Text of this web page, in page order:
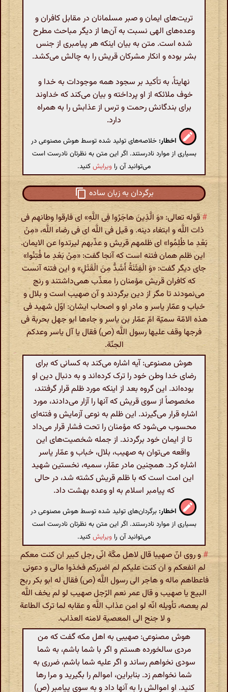
تریت‌های ایمان و صبر مسلمانان در مقابل کافران و
وعده‌های الهی نسبت به آن‌ها از دیگر مباحث مطرح
شده است. متن به بیان اینکه هر پیامبری از جنس
بشر بوده و انکار مشرکان قریش را به چالش می‌کشد.
نهایتاً، به تأکید بر سجود همه موجودات به خدا و
خوف ملائکه از او پرداخته و بیان می‌کند که خداوند
برای بندگانش رحمت و ترس از عذابش را به همراه
دارد.
اخطار: خلاصه‌های تولید شده توسط هوش مصنوعی در
بسیاری از موارد نادرستند. اگر این متن به نظرتان نادرست است
می‌توانید آن را ویرایشکنید.
برگردان به زبان ساده
#قوله تعالی: «وَ الَّذِینَ هاجَرُوا فِی اللَّهِ» ای فارقوا وطانهم فی
ذات اللَّه و ابتغاء دینه. و قیل فی اللَّه ای فی رضاء اللَّه، «مِنْ
بَعْدِ ما ظُلِمُوا» ای ظلمهم قریش و عذّبهم لیرتدوا عن الایمان.
این ظلم همان فتنه است که آنجا گفت: «مِنْ بَعْدِ ما فُتِنُوا»
جای دیگر گفت: «وَ الْفِتْنَةُ أَشَدُّ مِنَ الْقَتْلِ» و این فتنه آنست
که کافران قریش مؤمنان را معذّب همی‌داشتند و رنج
می‌نمودند تا مگر از دین برگردند و آن صهیب است و بلال و
خباب و عمّار یاسر و مادر او و اصحاب ایشان: اوّل شهید فی
هذه الامّة سمیّة امّ عمّار بن یاسر و جاءها ابو جهل بحربة فی
فرجها وقف علیها رسول اللَّه (ص) فقال یا آل یاسر وعدکم
الجنّة.
هوش مصنوعی: آیه اشاره می‌کند به کسانی که برای
رضای خدا وطن خود را ترک کرده‌اند و به دنبال دین او
بوده‌اند. این گروه بعد از اینکه مورد ظلم قرار گرفتند،
مخصوصاً از سوی قریش که آنها را آزار می‌دادند، مورد
اشاره قرار می‌گیرند. این ظلم به نوعی آزمایش و فتنه‌ای
محسوب می‌شود که مؤمنان را تحت فشار قرار می‌داد
تا از ایمان خود برگردند. از جمله شخصیت‌های این
واقعه می‌توان به صهیب، بلال، خباب و عمّار یاسر
اشاره کرد. همچنین مادر عمّار، سمیه، نخستین شهید
این امت است که با ظلم قریش کشته شد، در حالی
که پیامبر اسلام به او وعده بهشت داد.
اخطار: برگردان‌های تولید شده توسط هوش مصنوعی در
بسیاری از موارد نادرستند. اگر این متن به نظرتان نادرست است
می‌توانید آن را ویرایشکنید.
#و روی انّ صهیبا قال لاهل مکّة انّی رجل کبیر ان کنت معکم
لم انفعکم و ان کنت علیکم لم اضررکم فخذوا مالی و دعونی
فاعطاهم ماله و هاجر الی رسول اللَّه (ص) فقال له ابو بکر ربح
البیع یا صهیب و قال عمر نعم الرّجل صهیب لو لم یخف اللَّه
لم یعصه، تأویله انّه لو امن عذاب اللَّه و عقابه لما ترک الطاعة
و لا جنح الی المعصیة لامنه العذاب.
هوش مصنوعی: صهیبی به اهل مکه گفت که من
مردی سالخورده هستم و اگر با شما باشم، به شما
سودی نخواهم رساند و اگر علیه شما باشم، ضرری به
شما نخواهم زد. بنابراین، اموالم را بگیرید و مرا رها
کنید. او اموالش را به آنها داد و به سوی پیامبر (ص)